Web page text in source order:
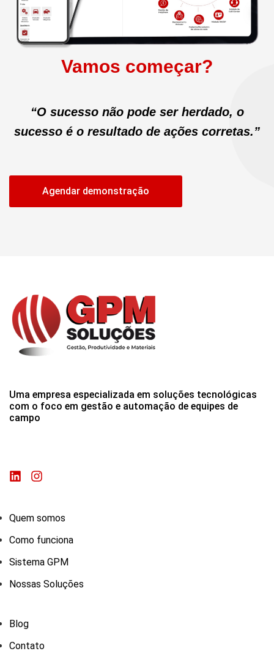
Vamos começar?
“O sucesso não pode ser herdado, o
sucesso é o resultado de ações corretas.”
Agendar demonstração
Uma empresa especializada em soluções tecnológicas
com o foco em gestão e automação de equipes de
campo
Quem somos
Como funciona
Sistema GPM
Nossas Soluções
Blog
Contato